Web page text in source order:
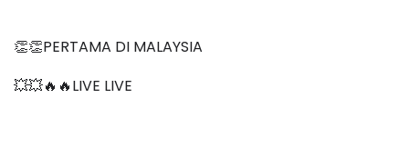
👏👏PERTAMA DI MALAYSIA
💥💥🔥🔥LIVE LIVE